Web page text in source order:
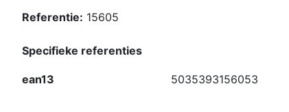
Referentie: 15605
Specifieke referenties
ean13 5035393156053